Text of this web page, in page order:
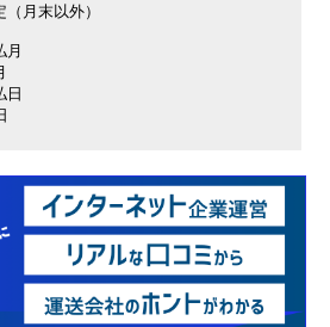
（月末以外）
月
日